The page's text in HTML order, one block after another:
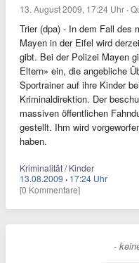
13. August 2009, 17:24 Uhr ·
Trier (dpa) - In dem Fall des
Mayen in der Eifel wird
gibt. Bei der Polizei Mayen
Eltern» ein, die angebliche
Sportrainer auf ihre Kinder
Kriminaldirektion. Der
massiven öffentlichen
gestellt. Ihm wird
haben.
Kriminalität / Kinder
13.08.2009 · 17:24 Uhr
[0 Kommentare]
-